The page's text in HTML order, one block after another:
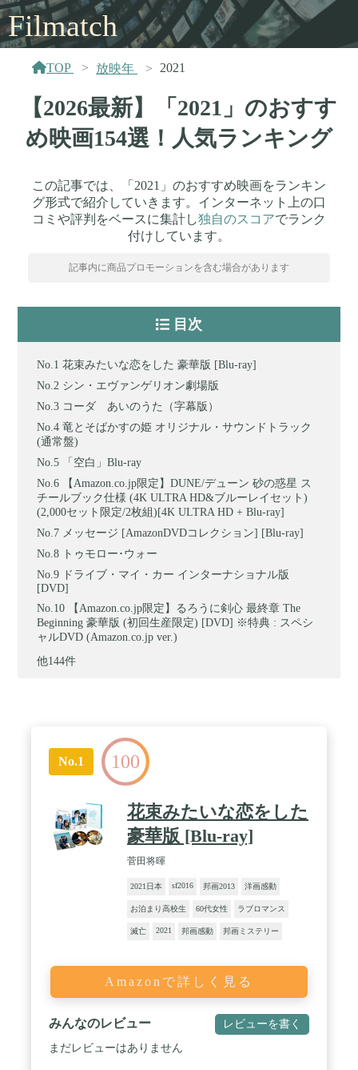
Filmatch
TOP 放映年 2021
【2026最新】「2021」のおすす
め映画154選！人気ランキング
この記事では、「2021」のおすすめ映画をランキン
グ形式で紹介していきます。インターネット上の口
コミや評判をベースに集計し独自のスコアでランク
付けしています。
記事内に商品プロモーションを含む場合があります
目次
花束みたいな恋をした 豪華版 [Blu-ray]
シン・エヴァンゲリオン劇場版
コーダ あいのうた（字幕版）
竜とそばかすの姫 オリジナル・サウンドトラック
(通常盤)
「空白」Blu-ray
【Amazon.co.jp限定】DUNE/デューン 砂の惑星 ス
チールブック仕様 (4K ULTRA HD&ブルーレイセット)
(2,000セット限定/2枚組)[4K ULTRA HD + Blu-ray]
メッセージ [AmazonDVDコレクション] [Blu-ray]
トゥモロー･ウォー
ドライブ・マイ・カー インターナショナル版
[DVD]
【Amazon.co.jp限定】るろうに剣心 最終章 The
Beginning 豪華版 (初回生産限定) [DVD] ※特典 : スペシ
ャルDVD (Amazon.co.jp ver.)
他144件
No.1 100
花束みたいな恋をした
豪華版 [Blu-ray]
菅田将暉
2021日本 sf2016 邦画2013 洋画感動
お泊まり高校生 60代女性 ラブロマンス
滅亡 2021 邦画感動 邦画ミステリー
Amazonで詳しく見る
みんなのレビュー レビューを書く
まだレビューはありません